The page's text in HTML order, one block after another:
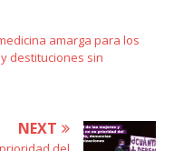
amarga para los
destituciones sin
NEXT